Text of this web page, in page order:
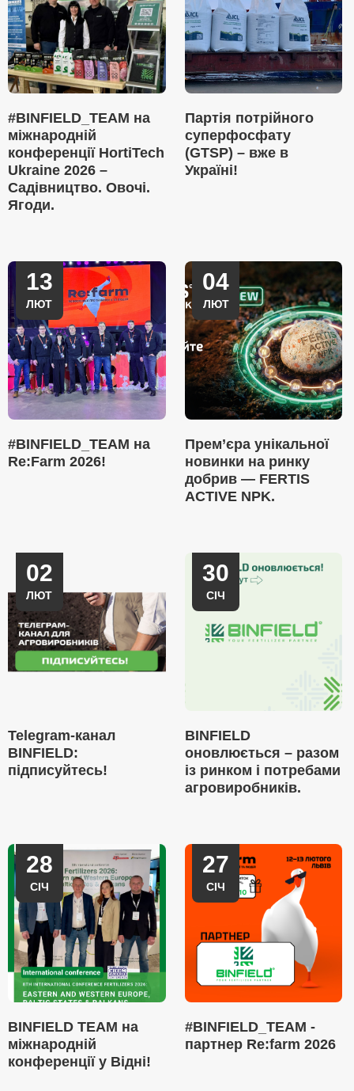
#BINFIELD_TEAM на
міжнародній
конференції HortiTech
Ukraine 2026 –
Садівництво. Овочі.
Ягоди.
Партія потрійного
суперфосфату
(GTSP) – вже в
Україні!
13
ЛЮТ
#BINFIELD_TEAM на
Re:Farm 2026!
04
ЛЮТ
Прем’єра унікальної
новинки на ринку
добрив — FERTIS
ACTIVE NPK.
02
ЛЮТ
Telegram-канал
BINFIELD:
підписуйтесь!
30
СІЧ
BINFIELD
оновлюється – разом
із ринком і потребами
агровиробників.
28
СІЧ
BINFIELD TEAM на
міжнародній
конференції у Відні!
27
СІЧ
#BINFIELD_TEAM -
партнер Re:farm 2026